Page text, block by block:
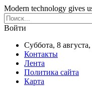
Modern technology gives
Войти
Суббота, 8
Контакты
Лента
Политика сайта
Карта